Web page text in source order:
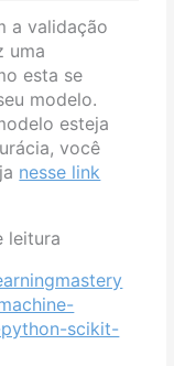
a validação
uma
esta se
modelo.
esteja
você
nesse link
leitura
scikit-